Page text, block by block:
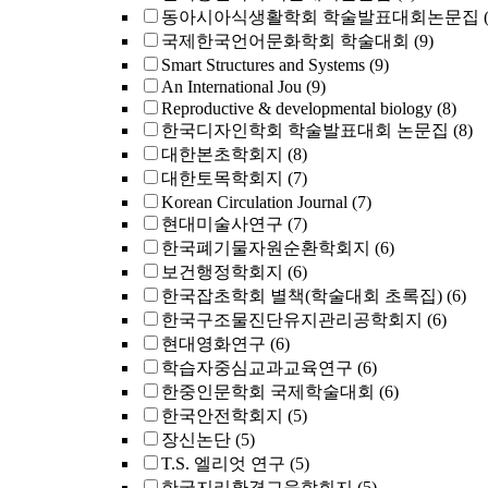
동아시아식생활학회 학술발표대회논문집
국제한국언어문화학회 학술대회 (9)
Smart Structures and Systems (9)
An International Jou (9)
Reproductive & developmental biology (8)
한국디자인학회 학술발표대회 논문집 (8)
대한본초학회지 (8)
대한토목학회지 (7)
Korean Circulation Journal (7)
현대미술사연구 (7)
한국폐기물자원순환학회지 (6)
보건행정학회지 (6)
한국잡초학회 별책(학술대회 초록집) (6)
한국구조물진단유지관리공학회지 (6)
현대영화연구 (6)
학습자중심교과교육연구 (6)
한중인문학회 국제학술대회 (6)
한국안전학회지 (5)
장신논단 (5)
T.S. 엘리엇 연구 (5)